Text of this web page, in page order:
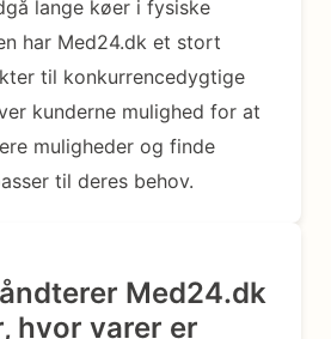
lange køer i fysiske
har Med24.dk et stort
til konkurrencedygtige
kunderne mulighed for at
muligheder og finde
til deres behov.
Med24.dk
hvor varer er